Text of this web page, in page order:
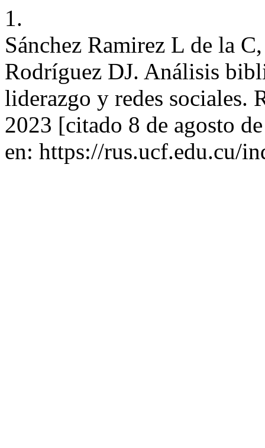
1.
Sánchez Ramirez L de la
Rodríguez DJ. Análisis
liderazgo y redes sociales.
2023 [citado 8 de agosto
en: https://rus.ucf.edu.cu/